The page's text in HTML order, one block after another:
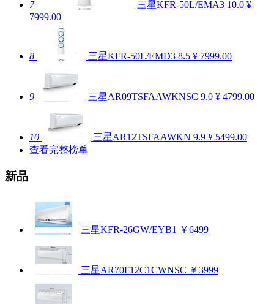
7 三星KFR-50L/EMA3 10.0 ¥
7999.00
8 三星KFR-50L/EMD3 8.5 ¥ 7999.00
9 三星AR09TSFAAWKNSC 9.0 ¥ 4799.00
10 三星AR12TSFAAWKN 9.9 ¥ 5499.00
查看完整榜单
新品
三星KFR-26GW/EYB1 ￥6499
三星AR70F12C1CWNSC ￥3999